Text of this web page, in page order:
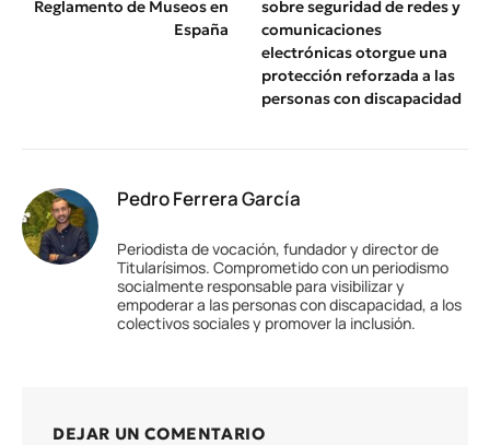
Reglamento de Museos en
España
sobre seguridad de redes y
comunicaciones
electrónicas otorgue una
protección reforzada a las
personas con discapacidad
Pedro Ferrera García
Periodista de vocación, fundador y director de
Titularísimos. Comprometido con un periodismo
socialmente responsable para visibilizar y
empoderar a las personas con discapacidad, a los
colectivos sociales y promover la inclusión.
DEJAR UN COMENTARIO